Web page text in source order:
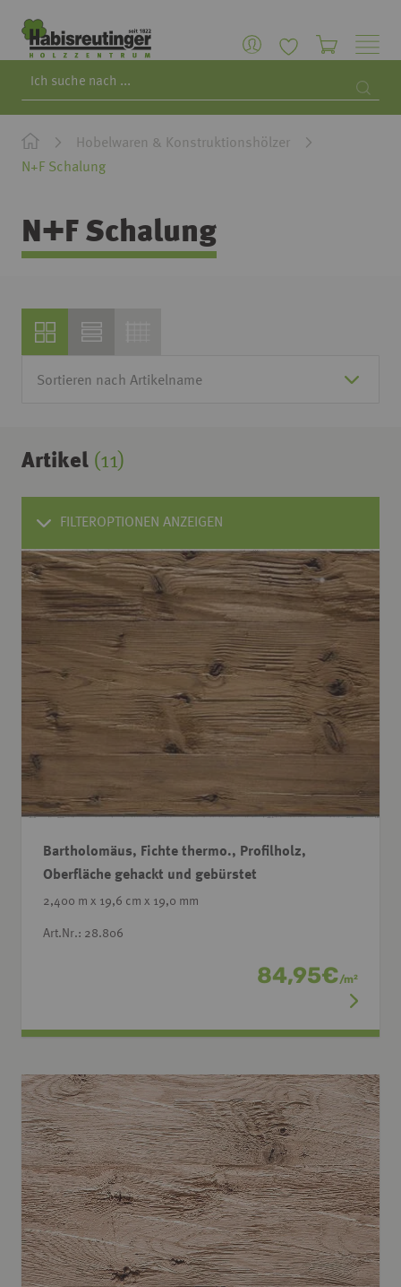
Hobelwaren & Konstruktionshölzer
N+F Schalung
N+F Schalung
Artikel (11)
FILTEROPTIONEN ANZEIGEN
Bartholomäus, Fichte thermo., Profilholz,
Oberfläche gehackt und gebürstet
2,400 m x 19,6 cm x 19,0 mm
Art.Nr.: 28.806
84,95€/m2